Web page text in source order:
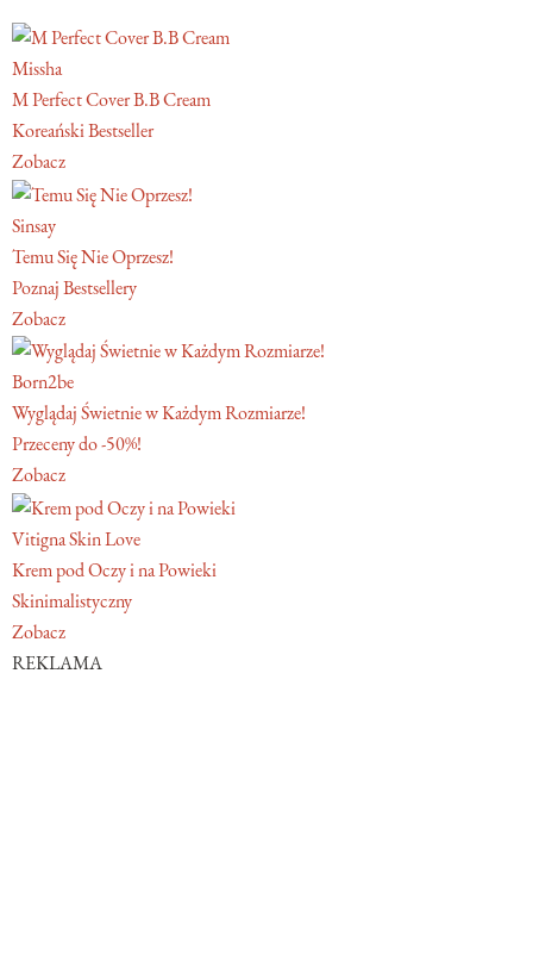
Missha
M Perfect Cover B.B Cream
Koreański Bestseller
Zobacz
Sinsay
Temu Się Nie Oprzesz!
Poznaj Bestsellery
Zobacz
Born2be
Wyglądaj Świetnie w Każdym Rozmiarze!
Przeceny do -50%!
Zobacz
Vitigna Skin Love
Krem pod Oczy i na Powieki
Skinimalistyczny
Zobacz
REKLAMA